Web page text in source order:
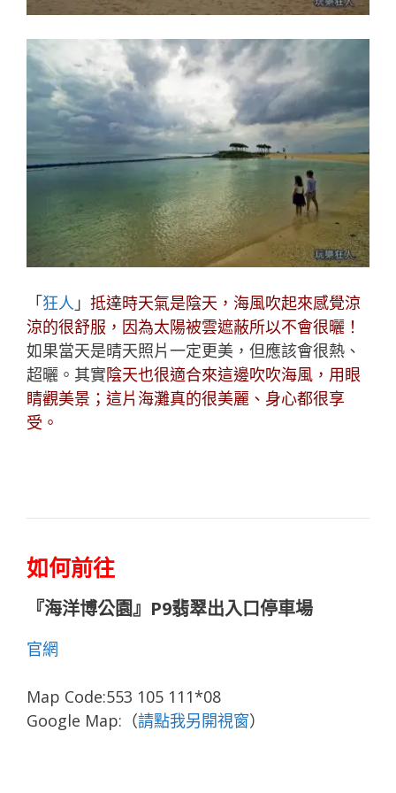
「狂人 」 抵達時天氣是陰天，海風吹起來感覺涼
涼的很舒服，因為太陽被雲遮蔽所以不會很曬！
如果當天是晴天照片一定更美，但應該會很熱、
超曬。其實陰天也很適合來這邊吹吹海風，用眼
睛觀美景；這片海灘真的很美麗、身心都很享
受。
如何前往
『海洋博公園』P9翡翠出入口停車場
官網
Map Code:553 105 111*08
Google Map:（請點我另開視窗）